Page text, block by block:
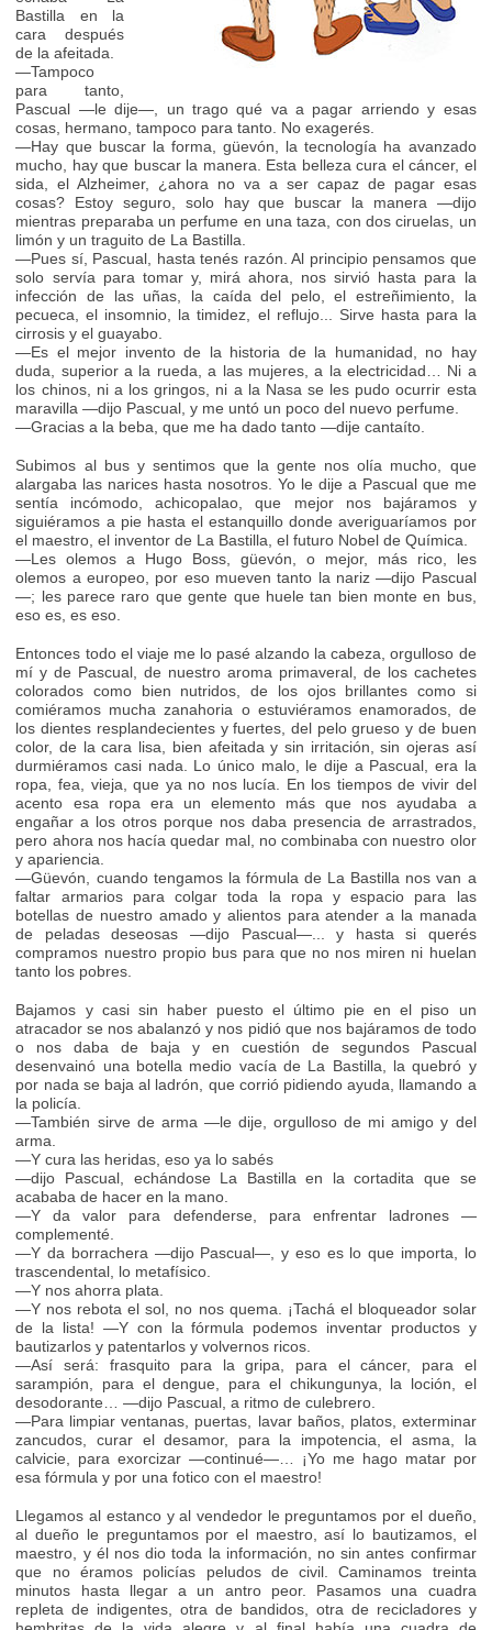
Bastilla en la
cara después
de la afeitada.
—Tampoco
para tanto,
Pascual —le dije—, un trago qué va a pagar arriendo y esas
cosas, hermano, tampoco para tanto. No exagerés.
—Hay que buscar la forma, güevón, la tecnología ha avanzado
mucho, hay que buscar la manera. Esta belleza cura el cáncer, el
sida, el Alzheimer, ¿ahora no va a ser capaz de pagar esas
cosas? Estoy seguro, solo hay que buscar la manera —dijo
mientras preparaba un perfume en una taza, con dos ciruelas, un
limón y un traguito de La Bastilla.
—Pues sí, Pascual, hasta tenés razón. Al principio pensamos que
solo servía para tomar y, mirá ahora, nos sirvió hasta para la
infección de las uñas, la caída del pelo, el estreñimiento, la
pecueca, el insomnio, la timidez, el reflujo... Sirve hasta para la
cirrosis y el guayabo.
—Es el mejor invento de la historia de la humanidad, no hay
duda, superior a la rueda, a las mujeres, a la electricidad… Ni a
los chinos, ni a los gringos, ni a la Nasa se les pudo ocurrir esta
maravilla —dijo Pascual, y me untó un poco del nuevo perfume.
—Gracias a la beba, que me ha dado tanto —dije cantaíto.
Subimos al bus y sentimos que la gente nos olía mucho, que
alargaba las narices hasta nosotros. Yo le dije a Pascual que me
sentía incómodo, achicopalao, que mejor nos bajáramos y
siguiéramos a pie hasta el estanquillo donde averiguaríamos por
el maestro, el inventor de La Bastilla, el futuro Nobel de Química.
—Les olemos a Hugo Boss, güevón, o mejor, más rico, les
olemos a europeo, por eso mueven tanto la nariz —dijo Pascual
—; les parece raro que gente que huele tan bien monte en bus,
eso es, es eso.
Entonces todo el viaje me lo pasé alzando la cabeza, orgulloso de
mí y de Pascual, de nuestro aroma primaveral, de los cachetes
colorados como bien nutridos, de los ojos brillantes como si
comiéramos mucha zanahoria o estuviéramos enamorados, de
los dientes resplandecientes y fuertes, del pelo grueso y de buen
color, de la cara lisa, bien afeitada y sin irritación, sin ojeras así
durmiéramos casi nada. Lo único malo, le dije a Pascual, era la
ropa, fea, vieja, que ya no nos lucía. En los tiempos de vivir del
acento esa ropa era un elemento más que nos ayudaba a
engañar a los otros porque nos daba presencia de arrastrados,
pero ahora nos hacía quedar mal, no combinaba con nuestro olor
y apariencia.
—Güevón, cuando tengamos la fórmula de La Bastilla nos van a
faltar armarios para colgar toda la ropa y espacio para las
botellas de nuestro amado y alientos para atender a la manada
de peladas deseosas —dijo Pascual—... y hasta si querés
compramos nuestro propio bus para que no nos miren ni huelan
tanto los pobres.
Bajamos y casi sin haber puesto el último pie en el piso un
atracador se nos abalanzó y nos pidió que nos bajáramos de todo
o nos daba de baja y en cuestión de segundos Pascual
desenvainó una botella medio vacía de La Bastilla, la quebró y
por nada se baja al ladrón, que corrió pidiendo ayuda, llamando a
la policía.
—También sirve de arma —le dije, orgulloso de mi amigo y del
arma.
—Y cura las heridas, eso ya lo sabés
—dijo Pascual, echándose La Bastilla en la cortadita que se
acababa de hacer en la mano.
—Y da valor para defenderse, para enfrentar ladrones —
complementé.
—Y da borrachera —dijo Pascual—, y eso es lo que importa, lo
trascendental, lo metafísico.
—Y nos ahorra plata.
—Y nos rebota el sol, no nos quema. ¡Tachá el bloqueador solar
de la lista! —Y con la fórmula podemos inventar productos y
bautizarlos y patentarlos y volvernos ricos.
—Así será: frasquito para la gripa, para el cáncer, para el
sarampión, para el dengue, para el chikungunya, la loción, el
desodorante… —dijo Pascual, a ritmo de culebrero.
—Para limpiar ventanas, puertas, lavar baños, platos, exterminar
zancudos, curar el desamor, para la impotencia, el asma, la
calvicie, para exorcizar —continué—… ¡Yo me hago matar por
esa fórmula y por una fotico con el maestro!
Llegamos al estanco y al vendedor le preguntamos por el dueño,
al dueño le preguntamos por el maestro, así lo bautizamos, el
maestro, y él nos dio toda la información, no sin antes confirmar
que no éramos policías peludos de civil. Caminamos treinta
minutos hasta llegar a un antro peor. Pasamos una cuadra
repleta de indigentes, otra de bandidos, otra de recicladores y